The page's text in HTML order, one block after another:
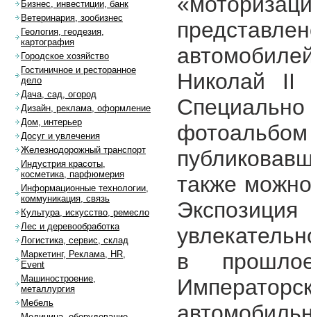
Николай II
также
в
Бизнес, инвестиции, банк
Ветеринария, зообизнес
Геология, геодезия,
картография
Городское хозяйство
Гостиничное и ресторанное
дело
Дача, сад, огород
Дизайн, реклама, оформление
Дом, интерьер
Досуг и увлечения
Железнодорожный транспорт
Индустрия красоты,
косметика, парфюмерия
Информационные технологии,
коммуникация, связь
Культура, искусство, ремесло
Лес и деревообработка
Логистика, сервис, склад
Маркетинг, Реклама, HR,
Event
Машиностроение,
металлургия
Мебель